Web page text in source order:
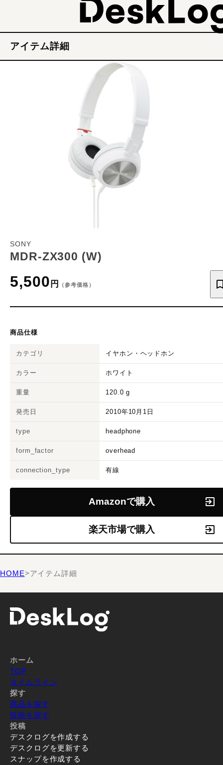
アイテム詳細
SONY
MDR-ZX300 (W)
5,500 円 （参考価格）
商品仕様
カテゴリ イヤホン・ヘッドホン
カラー ホワイト
重量 120.0 g
発売日 2010年10月1日
type headphone
form_factor overhead
connection_type 有線
Amazonで購入
楽天市場で購入
HOME>アイテム詳細
ホーム
TOP
タイムライン
探す
商品を探す
投稿を探す
投稿
デスクログを作成する
デスクログを更新する
スナップを作成する